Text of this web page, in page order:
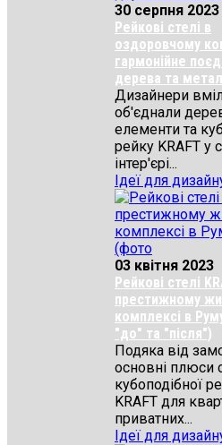
30 серпня 2023
Рейкові стелі в
оздоровчому
гармонійне
дерева та
Дизайнери
об'єднали
елементи та
рейку KRAFT у
інтер'єрі...
Ідеї для
03 квітня 2023
Рейкові стелі
престижному
комплексі в
"до" та "після")
Подяка від
основні плюси
кубоподібної
KRAFT для
приватних...
Ідеї для